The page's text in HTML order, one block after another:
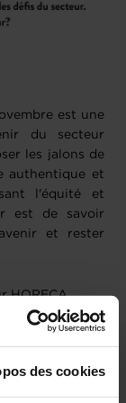
des cookies
est une
du secteur
les jalons de
authentique et
l'équité et
est de savoir
et rester
HORECA